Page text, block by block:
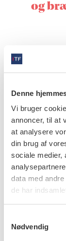
Denne
Vi bruger
annoncer, til at
at analysere
din brug af
sociale medier,
data med
de har
Nødvendig
og
Nye indsigter
mange nye
– Et eksempel
Her må
fortalt af min
hver episode,
konkret, som
Fx fik jeg i
Maja Rindom.